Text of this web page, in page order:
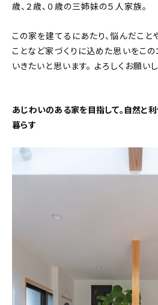
歳、２歳、０歳の三姉妹の５人家族。
この家を建てるにあたり、悩んだこと
ことなど家づくりに込めた思いをこ
いきたいと思います。 よろしくお願いし
あじわいのある家を目指して。自然と
暮らす